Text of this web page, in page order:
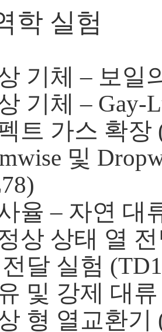
학 실험
기체 – 보일
기체 – Gay-
트 가스 확장
및
율 – 자연 대
상 상태 열
전달 실험
및 강제 대
형 열교환기